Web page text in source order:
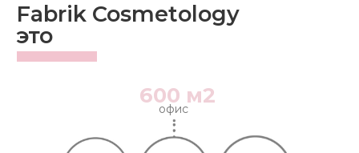
Fabrik Cosmetology
это
600 м2
офис